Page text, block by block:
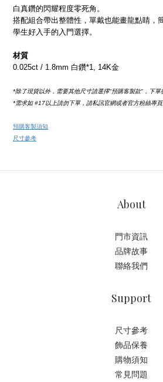
白真鑽的閃耀程度零死角。
搭配組合帶出整體性，單戴也能畫龍點睛，
學生好入手的入門選擇。
材質
0.025ct / 1.8mm 白鑽*1, 14K金
*除了現貨以外，需要其他尺寸請選擇''預購客製款''，下單
*需求如 #17以上請勿下單，請私訊官網或者官方粉絲專頁
預購客製須知
尺寸參考
About
門市資訊
品牌故事
聯絡我們
Support
尺寸參考
飾品保養
購物須知
常見問題